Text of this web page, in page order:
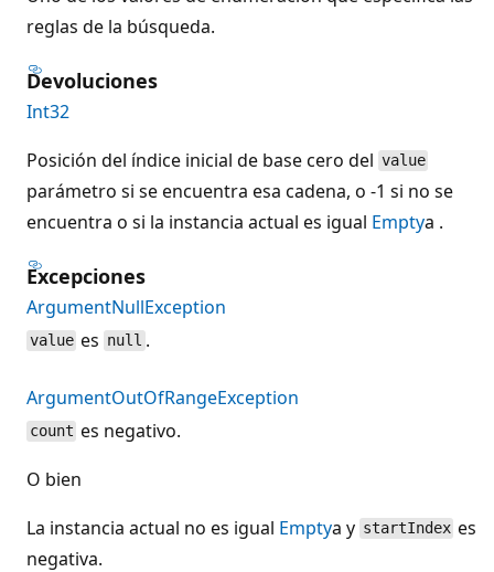
reglas de la búsqueda.
Devoluciones
Int32
Posición del índice inicial de base cero del value
parámetro si se encuentra esa cadena, o -1 si no se
encuentra o si la instancia actual es igual Emptya .
Excepciones
ArgumentNullException
value es null .
ArgumentOutOfRangeException
count es negativo.
O bien
La instancia actual no es igual Emptya y startIndex es
negativa.